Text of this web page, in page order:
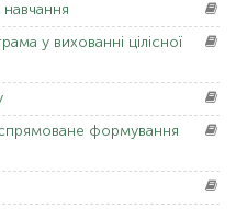
у вихованні цілісної
формування